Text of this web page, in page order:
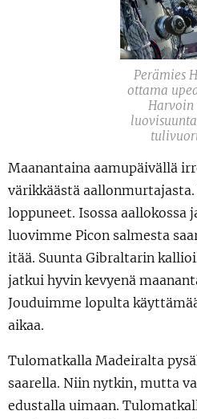
Perämies
ottama
Harvoin
Maanantaina aamupäivällä
värikkäästä
loppuneet. Isossa aallokossa
luovimme Picon salmesta
itää. Suunta Gibraltarin
jatkui hyvin kevyenä
Jouduimme lopulta
aikaa.
Tulomatkalla Madeiralta
saarella. Niin nytkin, mutta
edustalla uimaan.